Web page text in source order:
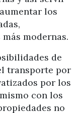
los
modernas.
de
transporte por
por los
con los
no